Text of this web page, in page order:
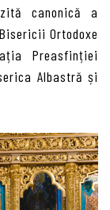
canonică a
Ortodoxe
Preasfinției
Albastră și